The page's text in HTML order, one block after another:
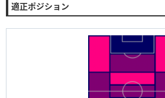
適正ポジション